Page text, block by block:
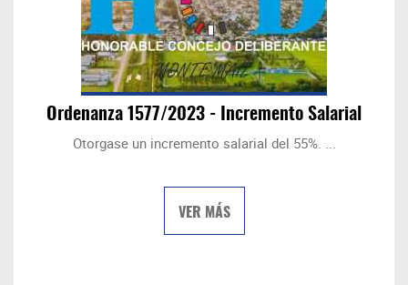
Ordenanza 1577/2023 - Incremento Salarial
Otorgase un incremento salarial del 55%. ...
VER MÁS